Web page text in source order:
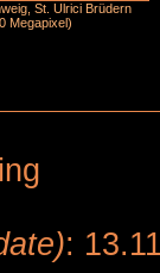
St. Ulrici Brüdern
Megapixel)
: